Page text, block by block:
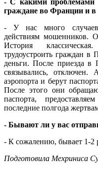
граждане во Франции и в
- У нас много случаев,
действиям мошенников.
История
трудоустроить граждан в
деньги. После приезда
связывались,
аэропорта и берут
После этого они
паспорта,
последние полгода
- Бывают ли у вас
- К сожалению, бывает 1-2
Подготовила Мехриниса